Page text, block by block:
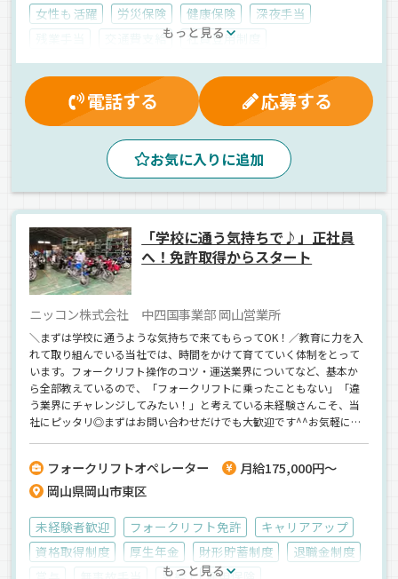
女性も活躍
労災保険 健康保険
深夜手当
交通費支給
社員登用制度
休日出勤割増金
再雇用制度
有給休暇
マイカー通勤可
能率評価
昇給
厚生年金
制服・作業着貸与 退職金制度
表彰制度
食費補助 資格取得制度
決算賞与
賞与 真夜中 昼 夕方
ETC搭載
中距離 バックアイモニター装備
新車
ドライブレコーダー
エアサス 1人1台専用車
車両
キャリアカー
正社員
もっと見る
電話する 応募する
お気に入りに追加
「学校に通う気持ちで♪」正社員
へ！免許取得からスタート
ニッコン株式会社 中四国事業部 岡山営業所
＼まずは学校に通うような気持ちで来てもらってOK！／教育に力を入
れて取り組んでいる当社では、時間をかけて育てていく体制をとって
います。フォークリフト操作のコツ・運送業界についてなど、基本か
ら全部教えているので、「フォークリフトに乗ったこともない」「違
う業界にチャレンジしてみたい！」と考えている未経験さんこそ、当
社にピッタリ◎まずはお問い合わせだけでも大歓迎です^^お気軽にご
フォークリフトオペレーター
月給175,000円～
岡山県岡山市東区
未経験者歓迎 フォークリフト免許
キャリアアップ
資格取得制度
厚生年金 財形貯蓄制度
退職金制度
もっと見る